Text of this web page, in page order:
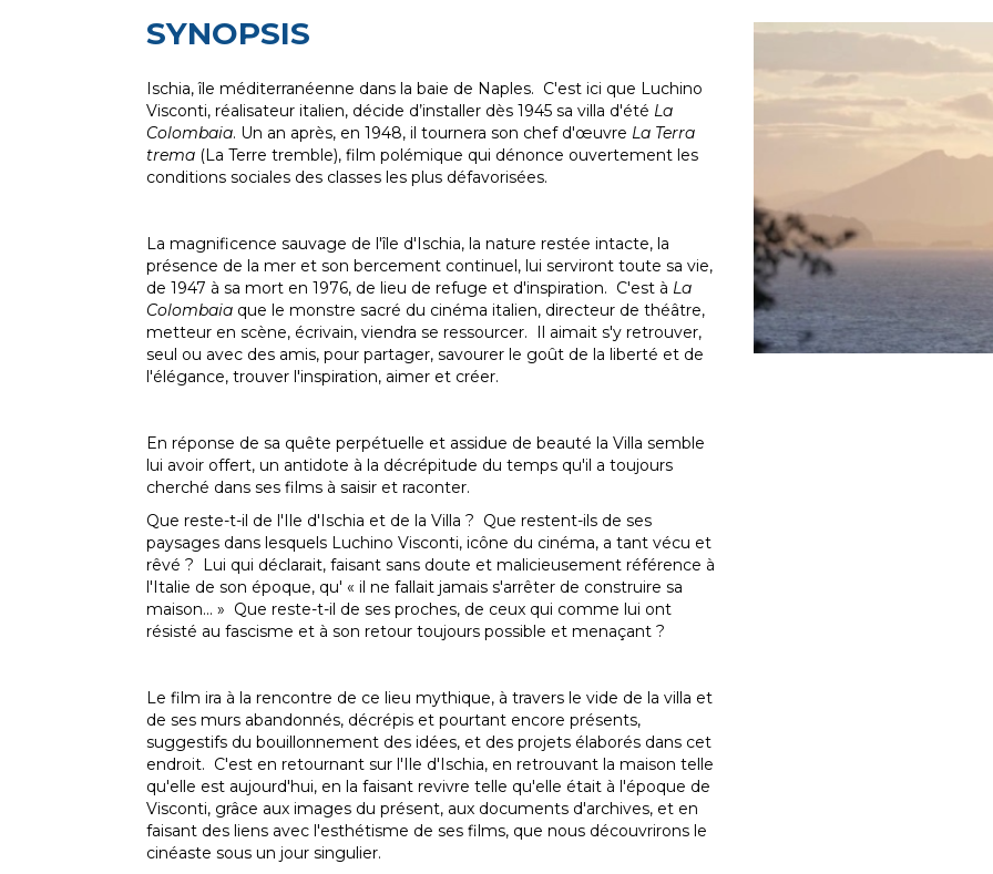
SYNOPSIS
Ischia, île méditerranéenne dans la baie de Naples. C'est ici que Luchino
Visconti, réalisateur italien, décide d’installer dès 1945 sa villa d'été La
Colombaia. Un an après, en 1948, il tournera son chef d'œuvre La Terra
trema (La Terre tremble), film polémique qui dénonce ouvertement les
conditions sociales des classes les plus défavorisées.
La magnificence sauvage de l'île d'Ischia, la nature restée intacte, la
présence de la mer et son bercement continuel, lui serviront toute sa vie,
de 1947 à sa mort en 1976, de lieu de refuge et d'inspiration. C'est à La
Colombaia que le monstre sacré du cinéma italien, directeur de théâtre,
metteur en scène, écrivain, viendra se ressourcer. Il aimait s'y retrouver,
seul ou avec des amis, pour partager, savourer le goût de la liberté et de
l'élégance, trouver l'inspiration, aimer et créer.
En réponse de sa quête perpétuelle et assidue de beauté la Villa semble
lui avoir offert, un antidote à la décrépitude du temps qu'il a toujours
cherché dans ses films à saisir et raconter.
Que reste-t-il de l'Ile d'Ischia et de la Villa ? Que restent-ils de ses
paysages dans lesquels Luchino Visconti, icône du cinéma, a tant vécu et
rêvé ? Lui qui déclarait, faisant sans doute et malicieusement référence à
l'Italie de son époque, qu' « il ne fallait jamais s'arrêter de construire sa
maison... » Que reste-t-il de ses proches, de ceux qui comme lui ont
résisté au fascisme et à son retour toujours possible et menaçant ?
Le film ira à la rencontre de ce lieu mythique, à travers le vide de la villa et
de ses murs abandonnés, décrépis et pourtant encore présents,
suggestifs du bouillonnement des idées, et des projets élaborés dans cet
endroit. C'est en retournant sur l'Ile d'Ischia, en retrouvant la maison telle
qu'elle est aujourd'hui, en la faisant revivre telle qu'elle était à l'époque de
Visconti, grâce aux images du présent, aux documents d'archives, et en
faisant des liens avec l'esthétisme de ses films, que nous découvrirons le
cinéaste sous un jour singulier.